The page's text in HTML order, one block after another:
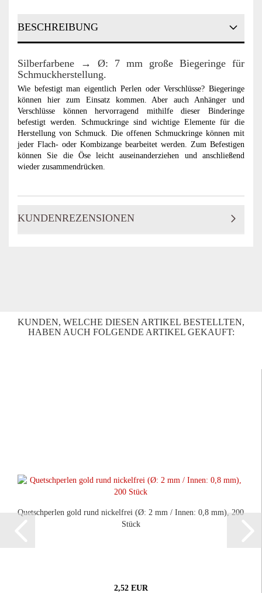
BESCHREIBUNG
Silberfarbene → Ø: 7 mm große Biegeringe für
Schmuckherstellung.
Wie befestigt man eigentlich Perlen oder Verschlüsse? Biegeringe
können hier zum Einsatz kommen. Aber auch Anhänger und
Verschlüsse können hervorragend mithilfe dieser Binderinge
befestigt werden. Schmuckringe sind wichtige Elemente für die
Herstellung von Schmuck. Die offenen Schmuckringe können mit
jeder Flach- oder Kombizange bearbeitet werden. Zum Befestigen
können Sie die Öse leicht auseinanderziehen und anschließend
wieder zusammendrücken.
KUNDENREZENSIONEN
KUNDEN, WELCHE DIESEN ARTIKEL BESTELLTEN,
HABEN AUCH FOLGENDE ARTIKEL GEKAUFT:
Quetschperlen gold rund nickelfrei (Ø: 2 mm / Innen: 0,8 mm), 200
Stück
2,52 EUR